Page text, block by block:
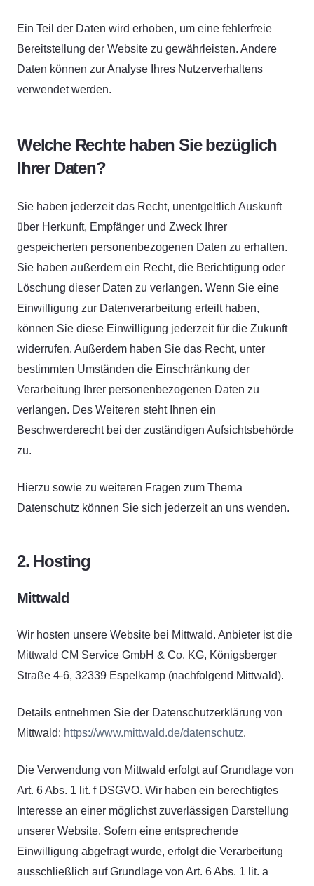
Ein Teil der Daten wird erhoben, um eine fehlerfreie
Bereitstellung der Website zu gewährleisten. Andere
Daten können zur Analyse Ihres Nutzerverhaltens
verwendet werden.
Welche Rechte haben Sie bezüglich
Ihrer Daten?
Sie haben jederzeit das Recht, unentgeltlich Auskunft
über Herkunft, Empfänger und Zweck Ihrer
gespeicherten personenbezogenen Daten zu erhalten.
Sie haben außerdem ein Recht, die Berichtigung oder
Löschung dieser Daten zu verlangen. Wenn Sie eine
Einwilligung zur Datenverarbeitung erteilt haben,
können Sie diese Einwilligung jederzeit für die Zukunft
widerrufen. Außerdem haben Sie das Recht, unter
bestimmten Umständen die Einschränkung der
Verarbeitung Ihrer personenbezogenen Daten zu
verlangen. Des Weiteren steht Ihnen ein
Beschwerderecht bei der zuständigen Aufsichtsbehörde
zu.
Hierzu sowie zu weiteren Fragen zum Thema
Datenschutz können Sie sich jederzeit an uns wenden.
2. Hosting
Mittwald
Wir hosten unsere Website bei Mittwald. Anbieter ist die
Mittwald CM Service GmbH & Co. KG, Königsberger
Straße 4-6, 32339 Espelkamp (nachfolgend Mittwald).
Details entnehmen Sie der Datenschutzerklärung von
Mittwald: https://www.mittwald.de/datenschutz.
Die Verwendung von Mittwald erfolgt auf Grundlage von
Art. 6 Abs. 1 lit. f DSGVO. Wir haben ein berechtigtes
Interesse an einer möglichst zuverlässigen Darstellung
unserer Website. Sofern eine entsprechende
Einwilligung abgefragt wurde, erfolgt die Verarbeitung
ausschließlich auf Grundlage von Art. 6 Abs. 1 lit. a